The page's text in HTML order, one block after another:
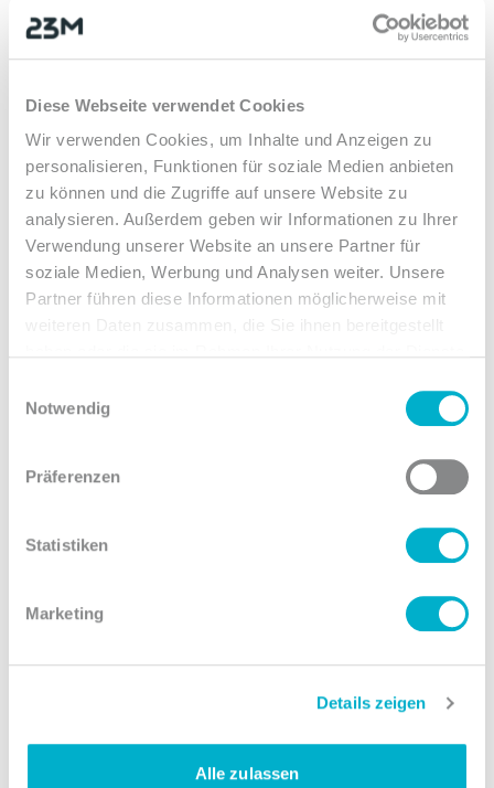
Diese Webseite verwendet Cookies
Wir verwenden Cookies, um Inhalte und Anzeigen zu
personalisieren, Funktionen für soziale Medien anbieten
zu können und die Zugriffe auf unsere Website zu
analysieren. Außerdem geben wir Informationen zu Ihrer
Verwendung unserer Website an unsere Partner für
soziale Medien, Werbung und Analysen weiter. Unsere
Partner führen diese Informationen möglicherweise mit
Notwendig
Präferenzen
Statistiken
Marketing
Details zeigen
Alle zulassen
Persönlicher Kundenkontakt und schnelle
Reaktionszeiten sind uns sehr wichtig. Aus diesem
ausgelagertes Callcenter. Wir stehen hinter
unseren Produkten und an der Seite unserer
Kunden. Unser technischer Support ist
selbstverständlich rund um die Uhr für Sie da.
4
Kunden seit 2009 geballtes Expertenwissen im
Hosting-Bereich. Unsere Mitarbeiter bilden sich
regelmäßig fort, um immer auf dem neuesten
Stand in den Bereichen Sicherheit und Technik zu
Netzwerk an kompetenten Kooperationspartnern.